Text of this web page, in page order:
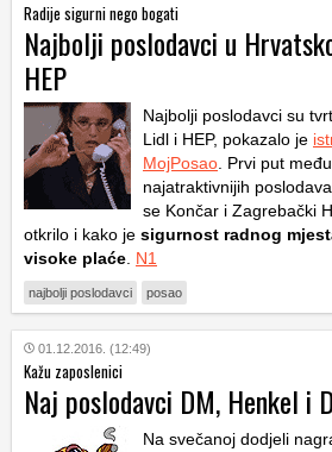
Radije sigurni nego bogati
Najbolji poslodavci u
HEP
Najbolji poslodavci su
Lidl i HEP, pokazalo je
MojPosao . Prvi put
najatraktivnijih
se Končar i Zagrebački
otkrilo i kako je sigurnost radnog
visoke plaće N1
najbolji poslodavci posao
01.12.2016. (12:49)
Kažu zaposlenici
Naj poslodavci DM, Henkel i
Na svečanoj dodjeli